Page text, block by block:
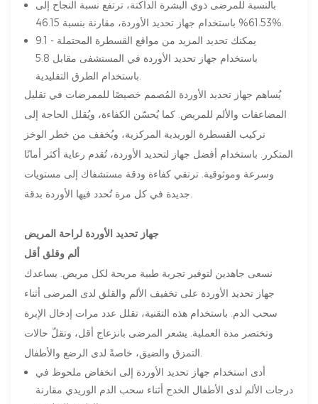
بالنسبة للمرضى ذوي البشرة الداكنة، ترتفع نسبة النجاح إلى
61.53% باستخدام جهاز تحديد الأوردة، مقارنة بنسبة 46.15%.
يمكنك تحديد المزيد من مواقع القسطرة المحتملة - 9.1
باستخدام جهاز تحديد الأوردة في المستشفى مقابل 5.8
يُساهم جهاز تحديد الأوردة المُصمم خصيصًا للممرضات في تقليل
المضاعفات والألم للمريض. كما يُحسّن الكفاءة، ويُقلل الحاجة إلى
تركيب القسطرة الوريدية المركزية، ويُخفف من خطر الوخز
المتكرر. باستخدام أفضل جهاز لتحديد الأوردة، تُقدم رعاية أكثر أمانًا
وسرعة وموثوقية. ترتقي كفاءة ودقة مستشفاك إلى مستويات
جهاز تحديد الأوردة لراحة المريض
ألم وقلق أقل
نسعى جاهدين لتوفير تجربة طبية مريحة لكل مريض. يساعدك
جهاز تحديد الأوردة على تخفيف الألم والقلق لدى المرضى أثناء
سحب الدم. باستخدام هذه التقنية، تقلل عدد مرات إدخال الإبرة
وتختصر مدة العملية. يشعر المرضى بانزعاج أقل، وتقلّ حالات
أدى استخدام جهاز تحديد الأوردة إلى انخفاض ملحوظ في
درجات الألم لدى الأطفال الخدج أثناء سحب الدم الوريدي مقارنة